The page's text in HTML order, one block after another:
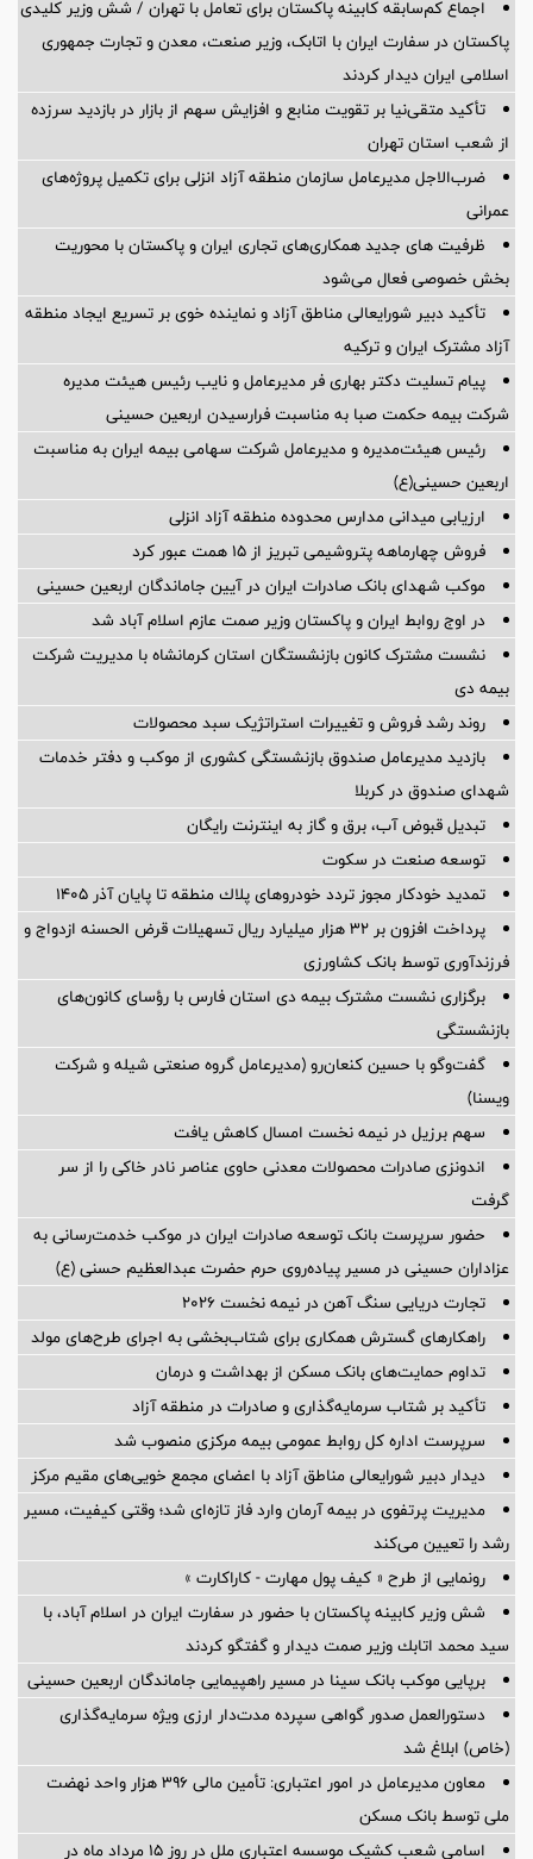
اجماع کم‌سابقه کابینه پاکستان برای تعامل با تهران / شش وزیر کلیدی
پاکستان در سفارت ایران با اتابک، وزیر صنعت، معدن و تجارت جمهوری
اسلامی ایران دیدار کردند
تأکید متقی‌نیا بر تقویت منابع و افزایش سهم از بازار در بازدید سرزده
از شعب استان تهران
ضرب‌الاجل مدیرعامل سازمان منطقه آزاد انزلی برای تكمیل پروژه‌های
عمرانی
ظرفیت های جدید همکاری‌های تجاری ایران و پاکستان با محوریت
بخش خصوصی فعال می‌شود
تأکید دبیر شورایعالی مناطق آزاد و نماینده خوی بر تسریع ایجاد منطقه
آزاد مشترک ایران و ترکیه
پیام تسلیت دکتر بهاری فر مدیرعامل و نایب رئیس هیئت مدیره
شرکت بیمه حکمت صبا به مناسبت فرارسیدن اربعین حسینی
رئیس هیئت‌مدیره و مدیرعامل شرکت سهامی بیمه ایران به مناسبت
اربعین حسینی(ع)
ارزیابی میدانی مدارس محدوده منطقه آزاد انزلی
فروش چهارماهه پتروشیمی تبریز از ۱۵ همت عبور کرد
موکب شهدای بانک صادرات ایران در آیین جاماندگان اربعین حسینی
در اوج روابط ایران و پاکستان وزیر صمت عازم اسلام آباد شد
نشست مشترک کانون بازنشستگان استان کرمانشاه با مدیریت شرکت
بیمه دی
روند رشد فروش و تغییرات استراتژیک سبد محصولات
بازدید مدیرعامل صندوق بازنشستگی کشوری از موکب و دفتر خدمات
شهدای صندوق در کربلا
تبدیل قبوض آب، برق و گاز به اینترنت رایگان
توسعه صنعت در سکوت
تمدید خودكار مجوز تردد خودروهای پلاك منطقه تا پایان آذر ۱۴۰۵
پرداخت افزون بر 32 هزار میلیارد ریال تسهیلات قرض الحسنه ازدواج و
فرزندآوری توسط بانک کشاورزی
برگزاری نشست مشترک بیمه دی استان فارس با رؤسای کانون‌های
بازنشستگی
گفت‌وگو با حسین كنعان‌رو (مدیرعامل گروه صنعتی شیله و شركت
ویسنا)
سهم برزیل در نیمه نخست امسال کاهش یافت
اندونزی صادرات محصولات معدنی حاوی عناصر نادر خاکی را از سر
گرفت
حضور سرپرست بانک توسعه صادرات ایران در موکب خدمت‌رسانی به
عزاداران حسینی در مسیر پیاده‌روی حرم حضرت عبدالعظیم حسنی (ع)
تجارت دریایی سنگ آهن در نیمه نخست ۲۰۲۶
راهکارهای گسترش همکاری برای شتاب‌بخشی به اجرای طرح‌های مولد
تداوم حمایت‌های بانک مسکن از بهداشت و درمان
تأکید بر شتاب سرمایه‌گذاری و صادرات در منطقه آزاد
سرپرست اداره کل روابط عمومی بیمه مرکزی منصوب شد
دیدار دبیر شورایعالی مناطق آزاد با اعضای مجمع خویی‌های مقیم مرکز
مدیریت پرتفوی در بیمه آرمان وارد فاز تازه‌ای شد؛ وقتی کیفیت، مسیر
رشد را تعیین می‌کند
رونمایی از طرح « کیف پول مهارت - کاراکارت »
شش وزیر کابینه پاکستان با حضور در سفارت ایران در اسلام آباد، با
سيد محمد اتابك وزير صمت ديدار و گفتگو كردند
برپایی موکب بانک سینا در مسیر راهپیمایی جاماندگان اربعین حسینی
دستورالعمل صدور گواهی سپرده مدت‌دار ارزی ویژه سرمایه‌گذاری
(خاص) ابلاغ شد
معاون مدیرعامل در امور اعتباری: تأمین مالی ۳۹۶ هزار واحد نهضت
ملی توسط بانک مسکن
اسامی شعب کشیک موسسه اعتباری ملل در روز 15 مرداد ماه در